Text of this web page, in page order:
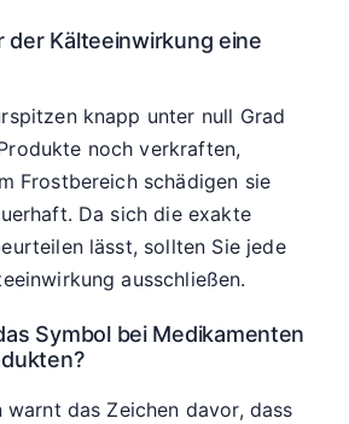
der Kälteeinwirkung eine
knapp unter null Grad
noch verkraften,
Frostbereich schädigen sie
Da sich die exakte
lässt, sollten Sie jede
ausschließen.
Symbol bei Medikamenten
warnt das Zeichen davor, dass